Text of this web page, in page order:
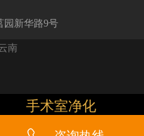
园新华路9号
南
手术室净化